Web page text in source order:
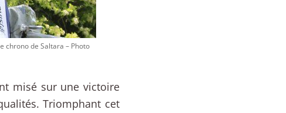
chrono de Saltara – Photo
misé sur une victoire
Triomphant cet